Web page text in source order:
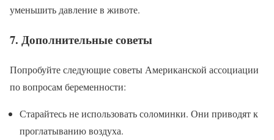
уменьшить давление в животе.
7. Дополнительные советы
Попробуйте следующие советы Американской ассоциации
по вопросам беременности:
Старайтесь не использовать соломинки. Они приводят к
проглатыванию воздуха.